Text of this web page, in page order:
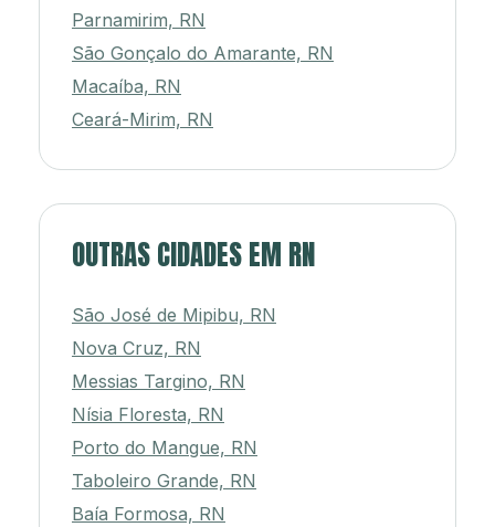
Parnamirim, RN
São Gonçalo do Amarante, RN
Macaíba, RN
Ceará-Mirim, RN
OUTRAS CIDADES EM RN
São José de Mipibu, RN
Nova Cruz, RN
Messias Targino, RN
Nísia Floresta, RN
Porto do Mangue, RN
Taboleiro Grande, RN
Baía Formosa, RN